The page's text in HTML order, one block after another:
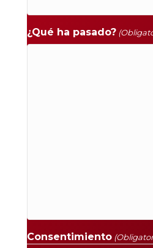
¿Qué ha pasado?
Consentimiento